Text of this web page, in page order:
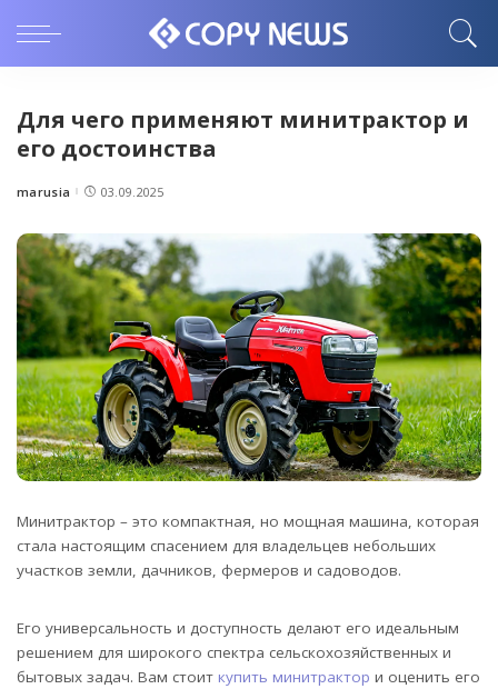
Для чего применяют минитрактор и
его достоинства
Posted
marusia 03.09.2025
Минитрактор – это компактная, но мощная машина, которая
стала настоящим спасением для владельцев небольших
участков земли, дачников, фермеров и садоводов.
Его универсальность и доступность делают его идеальным
решением для широкого спектра сельскохозяйственных и
бытовых задач. Вам стоит купить минитрактор и оценить его